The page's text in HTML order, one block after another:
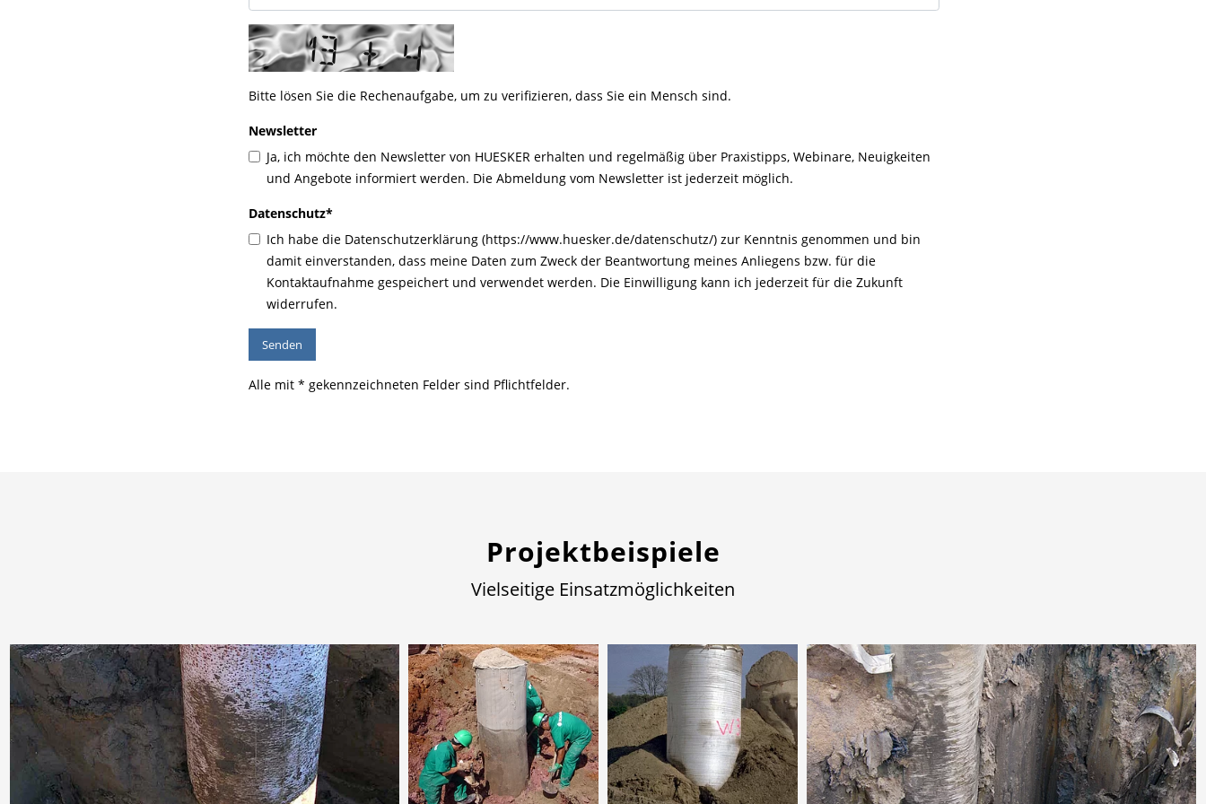
Bitte lösen Sie die Rechenaufgabe, um zu verifizieren, dass Sie ein Mensch sind.
Newsletter
Ja, ich möchte den Newsletter von HUESKER erhalten und regelmäßig über Praxistipps, Webinare, Neuigkeiten
und Angebote informiert werden. Die Abmeldung vom Newsletter ist jederzeit möglich.
Datenschutz*
Ich habe die Datenschutzerklärung (https://www.huesker.de/datenschutz/) zur Kenntnis genommen und bin
damit einverstanden, dass meine Daten zum Zweck der Beantwortung meines Anliegens bzw. für die
Kontaktaufnahme gespeichert und verwendet werden. Die Einwilligung kann ich jederzeit für die Zukunft
widerrufen.
Alle mit * gekennzeichneten Felder sind Pflichtfelder.
Projektbeispiele
Vielseitige Einsatzmöglichkeiten